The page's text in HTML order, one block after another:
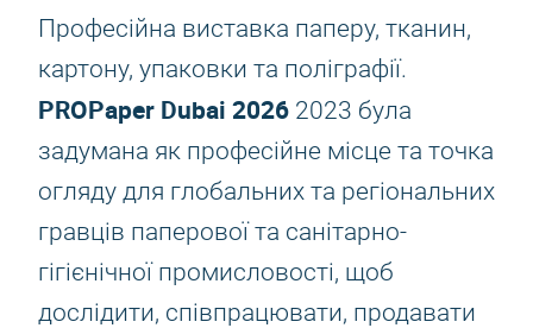
Професійна виставка паперу, тканин,
картону, упаковки та поліграфії.
PROPaper Dubai 2026 2023 була
задумана як професійне місце та точка
огляду для глобальних та регіональних
гравців паперової та санітарно-
гігієнічної промисловості, щоб
дослідити, співпрацювати, продавати